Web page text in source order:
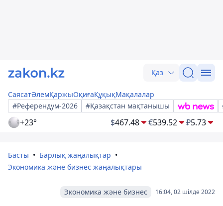
Қаз
СаясатӘлемҚаржыОқиғаҚұқықМақалалар
#Референдум-2026
#Қазақстан мақтанышы
+23° $467.48 €539.52 ₽5.73
Басты
Барлық жаңалықтар
Экономика және бизнес жаңалықтары
16:04, 02 шілде 2022
Экономика және бизнес